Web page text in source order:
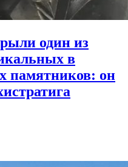
один из
в
памятников: он